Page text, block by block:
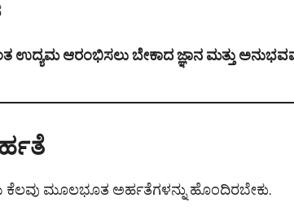
ಉದ್ಯಮ ಆರಂಭಿಸಲು ಬೇಕಾದ ಜ್ಞಾನ ಮತ್ತು
ಕೆಲವು ಮೂಲಭೂತ ಅರ್ಹತೆಗಳನ್ನು ಹೊಂದಿರಬೇಕು.